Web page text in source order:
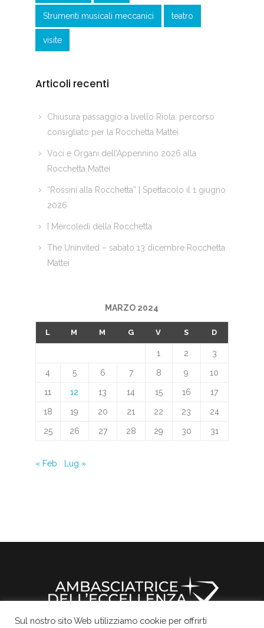
Strumenti musicali meccanici teatro
visite
Articoli recenti
Chiusura passaggio a livello Riola: percorso
consigliato per la Rocchetta Mattei
Voci e Organi dell’Appennino 2026 alla
Rocchetta Mattei
“Rossini alla Rocchetta” | Spettacolo il 1 giugno
2026
I Mercoledì della Rocchetta
The Uninvited – sabato 13 dicembre Rocchetta
Mattei
MARZO 2024
L M M G V S D
1 2 3
4 5 6 7 8 9 10
11 12 13 14 15 16 17
18 19 20 21 22 23 24
25 26 27 28 29 30 31
« Feb Lug »
Sul nostro sito Web utilizziamo cookie per offrirti